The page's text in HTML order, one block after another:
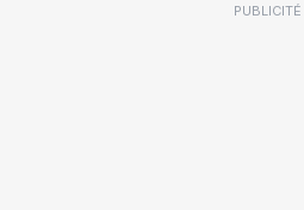
PUBLICITÉ